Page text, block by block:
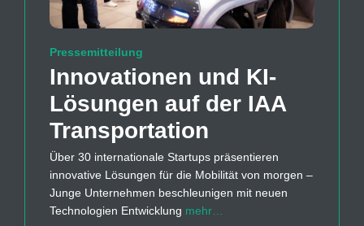
Pressemitteilung
Innovationen und KI-
Lösungen auf der IAA
Transportation
Über 30 internationale Startups präsentieren
innovative Lösungen für die Mobilität von morgen –
Junge Unternehmen beschleunigen mit neuen
Technologien Entwicklung mehr…